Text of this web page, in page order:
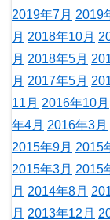
2019年7月 2019
月 2018年10月
月 2018年5月
月 2017年5月
11月 2016年10月
年4月 2016年3月
2015年9月 2015
2015年3月 2015
月 2014年8月
月 2013年12月